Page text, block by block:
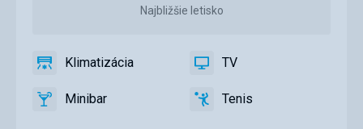
Najbližšie letisko
Klimatizácia
Klimatizácia
áno TV TV
áno
MinibarMinibar
áno TenisTenis
áno